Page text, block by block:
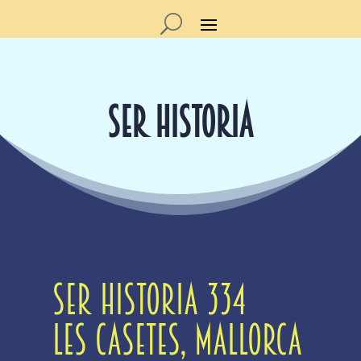
SER HISTORIA
SER Historia 334
Les Casetes, Mallorca